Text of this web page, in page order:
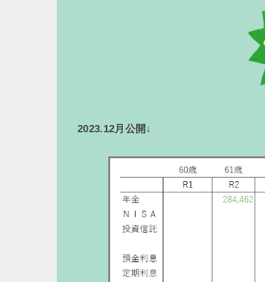
2023.12月公開↓